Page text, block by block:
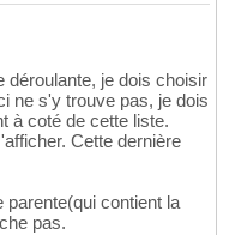
déroulante, je dois choisir
ne s'y trouve pas, je dois
à coté de cette liste.
Cette dernière
parente(qui contient la
pas.